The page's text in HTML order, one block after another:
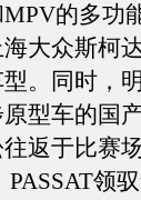
的多功
大众斯柯
。同时，
型车的国
返于比赛
PASSAT领